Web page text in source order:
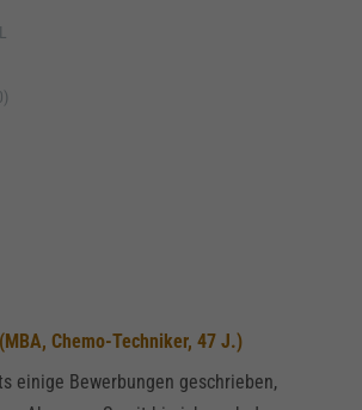
Chemo-Techniker, 47 J.)
einige Bewerbungen geschrieben,